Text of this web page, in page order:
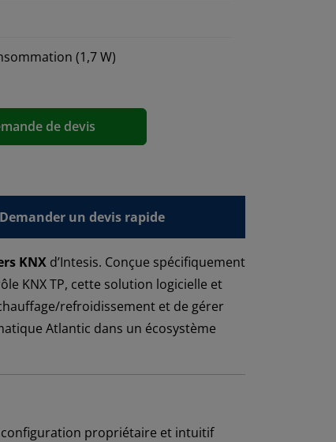
(1,7 W)
de devis
Demander un devis rapide
KNX d’Intesis. Conçue spécifiquement
KNX TP, cette solution logicielle et
refroidissement et de gérer
Atlantic dans un écosystème
configuration propriétaire et intuitif